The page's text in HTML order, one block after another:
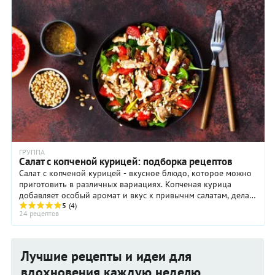
вполне шикарно.
ГРУППА
Салат с копченой курицей: подборка рецептов
Салат с копченой курицей - вкусное блюдо, которое можно
приготовить в различных вариациях. Копченая курица
добавляет особый аромат и вкус к привычнм салатам, делая
их более насыщенными и интересными.
5 (4)
24 рецептов
Лучшие рецепты и идеи для